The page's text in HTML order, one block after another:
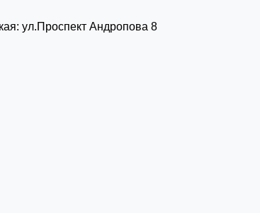
ул.Проспект Андропова 8